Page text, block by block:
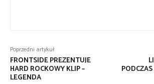
Poprzedni artykuł
FRONTSIDE PREZENTUJE
HARD ROCKOWY KLIP –
LEGENDA